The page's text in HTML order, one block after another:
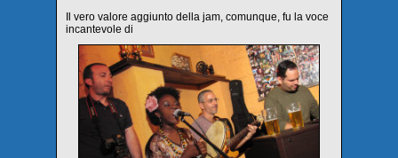
Il vero valore aggiunto della jam, comunque, fu la voce
incantevole di